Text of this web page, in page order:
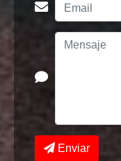
Enviar